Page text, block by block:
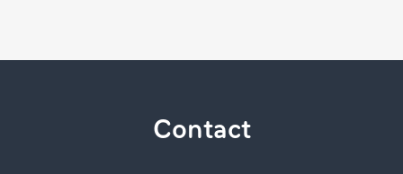
Contact